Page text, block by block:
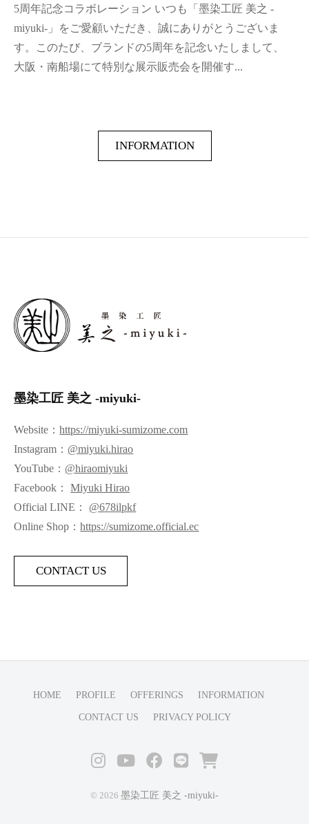
5周年記念コラボレーション いつも「墨染工匠 美之 -
miyuki-」をご愛顧いただき、誠にありがとうございま
す。このたび、ブランドの5周年を記念いたしまして、
大阪・南船場にて特別な展示販売会を開催す...
INFORMATION
墨染工匠 美之 -miyuki-
Website：https://miyuki-sumizome.com
Instagram： @miyuki.hirao
YouTube： @hiraomiyuki
Facebook：Miyuki Hirao
Official LINE： @678ilpkf
Online Shop：https://sumizome.official.ec
CONTACT US
HOME PROFILE OFFERINGS INFORMATION
CONTACT US PRIVACY POLICY
InstagramYouTube FacebookLINE SHOP
© 2026 墨染工匠 美之 -miyuki-